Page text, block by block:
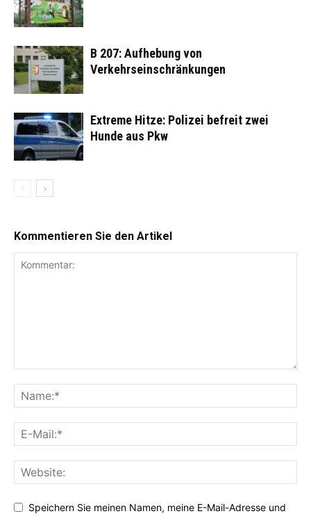
B 207: Aufhebung von
Verkehrseinschränkungen
Extreme Hitze: Polizei befreit zwei
Hunde aus Pkw
Kommentieren Sie den Artikel
Speichern Sie meinen Namen, meine E-Mail-Adresse und